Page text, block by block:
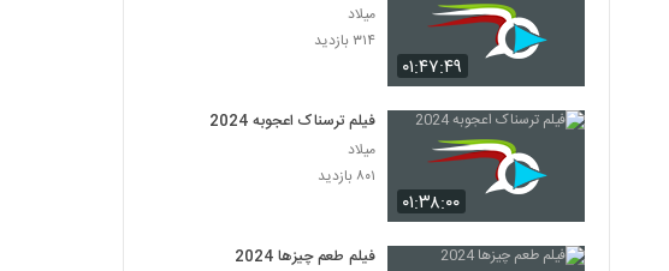
۰۱:۴۷:۴۹
میلاد
۳۱۴ بازدید
۰۱:۳۸:۰۰
فیلم ترسناک اعجوبه 2024
میلاد
۸۰۱ بازدید
فیلم طعم چیزها 2024